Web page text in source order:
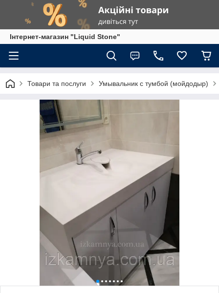
Інтернет-магазин "Liquid Stone"
Товари та послуги Умывальник с тумбой (мойдодыр)